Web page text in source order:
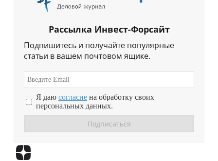
Рассылка Инвест-Форсайт
Подпишитесь и получайте популярные
статьи в вашем почтовом ящике.
Я даю согласие на обработку своих
персональных данных.